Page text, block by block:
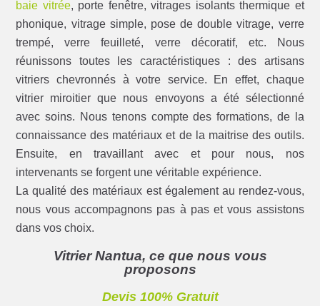
baie vitrée, porte fenêtre, vitrages isolants thermique et
phonique, vitrage simple, pose de double vitrage, verre
trempé, verre feuilleté, verre décoratif, etc. Nous
réunissons toutes les caractéristiques : des artisans
vitriers chevronnés à votre service. En effet, chaque
vitrier miroitier que nous envoyons a été sélectionné
avec soins. Nous tenons compte des formations, de la
connaissance des matériaux et de la maitrise des outils.
Ensuite, en travaillant avec et pour nous, nos
intervenants se forgent une véritable expérience.
La qualité des matériaux est également au rendez-vous,
nous vous accompagnons pas à pas et vous assistons
dans vos choix.
Vitrier Nantua, ce que nous vous
proposons
Devis 100% Gratuit